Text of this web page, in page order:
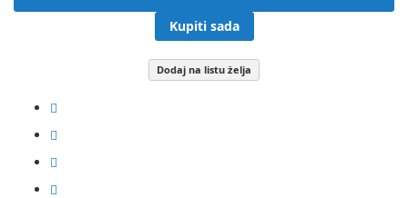
Kupiti sada
Dodaj na listu želja